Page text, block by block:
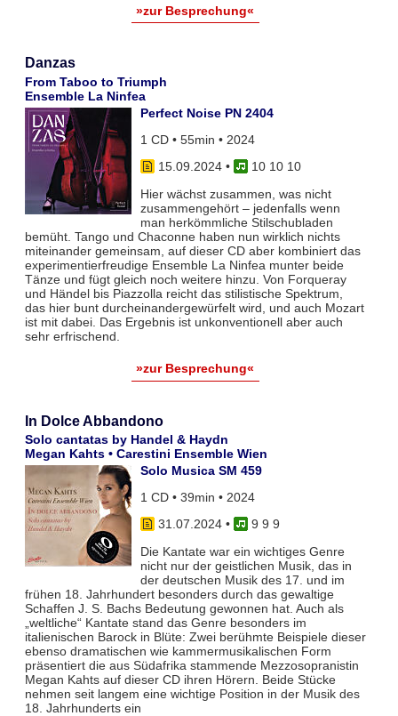
»zur Besprechung«
Danzas
From Taboo to Triumph
Ensemble La Ninfea
Perfect Noise PN 2404
1 CD • 55min • 2024
15.09.2024•
10 10 10
Hier wächst zusammen, was nicht
zusammengehört – jedenfalls wenn
man herkömmliche Stilschubladen
bemüht. Tango und Chaconne haben nun wirklich nichts
miteinander gemeinsam, auf dieser CD aber kombiniert das
experimentierfreudige Ensemble La Ninfea munter beide
Tänze und fügt gleich noch weitere hinzu. Von Forqueray
und Händel bis Piazzolla reicht das stilistische Spektrum,
das hier bunt durcheinandergewürfelt wird, und auch Mozart
ist mit dabei. Das Ergebnis ist unkonventionell aber auch
sehr erfrischend.
»zur Besprechung«
In Dolce Abbandono
Solo cantatas by Handel & Haydn
Megan Kahts • Carestini Ensemble Wien
Solo Musica SM 459
1 CD • 39min • 2024
31.07.2024•
9 9 9
Die Kantate war ein wichtiges Genre
nicht nur der geistlichen Musik, das in
der deutschen Musik des 17. und im
frühen 18. Jahrhundert besonders durch das gewaltige
Schaffen J. S. Bachs Bedeutung gewonnen hat. Auch als
„weltliche“ Kantate stand das Genre besonders im
italienischen Barock in Blüte: Zwei berühmte Beispiele dieser
ebenso dramatischen wie kammermusikalischen Form
präsentiert die aus Südafrika stammende Mezzosopranistin
Megan Kahts auf dieser CD ihren Hörern. Beide Stücke
nehmen seit langem eine wichtige Position in der Musik des
18. Jahrhunderts ein